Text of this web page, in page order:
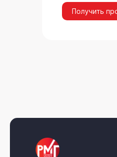
Получить